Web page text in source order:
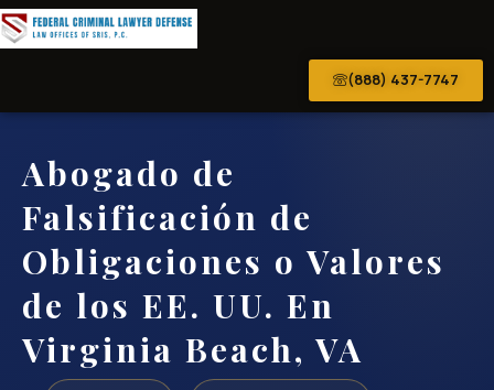
(888) 437-7747
Abogado de
Falsificación de
Obligaciones o Valores
de los EE. UU. En
Virginia Beach, VA